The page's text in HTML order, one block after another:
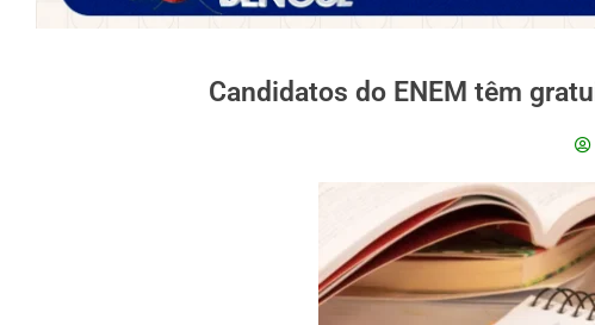
Candidatos do ENEM têm